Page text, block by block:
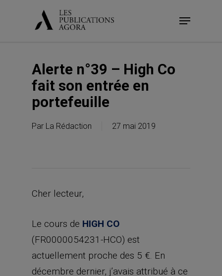
Menu
Alerte n°39 – High Co
fait son entrée en
portefeuille
Par La Rédaction 27 mai 2019
Cher lecteur,
Le cours de HIGH CO
(FR0000054231-HCO) est
actuellement proche des 5 €. En
décembre dernier, j’avais attribué à ce